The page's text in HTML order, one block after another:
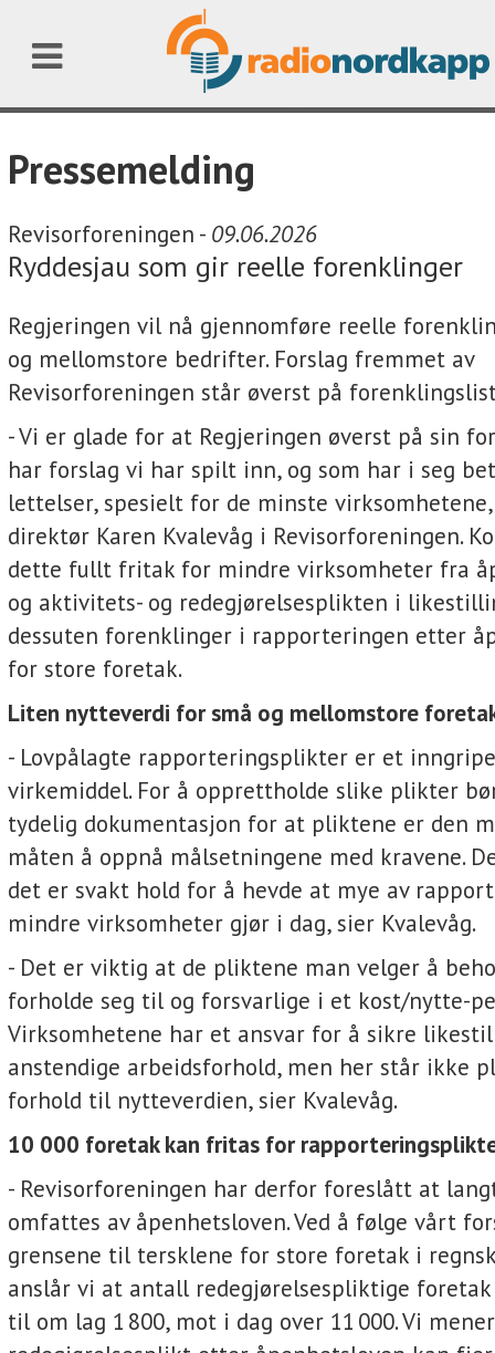
Pressemelding
Revisorforeningen - 09.06.2026
Ryddesjau som gir reelle forenklinger
Regjeringen vil nå gjennomføre reelle
og mellomstore bedrifter. Forslag fremmet av
Revisorforeningen står øverst på
- Vi er glade for at Regjeringen øverst på sin
har forslag vi har spilt inn, og som har i seg
lettelser, spesielt for de minste virksomhetene,
direktør Karen Kvalevåg i Revisorforeningen.
dette fullt fritak for mindre virksomheter fra
og aktivitets- og redegjørelsesplikten i
dessuten forenklinger i rapporteringen etter
for store foretak.
Liten nytteverdi for små og mellomstore
- Lovpålagte rapporteringsplikter er et
virkemiddel. For å opprettholde slike plikter
tydelig dokumentasjon for at pliktene er den
måten å oppnå målsetningene med kravene.
det er svakt hold for å hevde at mye av
mindre virksomheter gjør i dag, sier Kvalevåg.
- Det er viktig at de pliktene man velger å
forholde seg til og forsvarlige i et kost/nytte-
Virksomhetene har et ansvar for å sikre
anstendige arbeidsforhold, men her står ikke
forhold til nytteverdien, sier Kvalevåg.
10 000 foretak kan fritas for
- Revisorforeningen har derfor foreslått at
omfattes av åpenhetsloven. Ved å følge vårt
grensene til tersklene for store foretak i
anslår vi at antall redegjørelsespliktige foretak
til om lag 1 800, mot i dag over 11 000. Vi